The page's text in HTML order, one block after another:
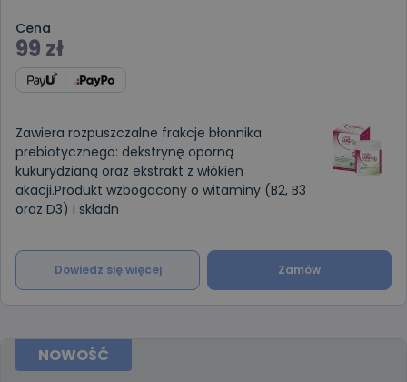
Cena
99 zł
Zawiera rozpuszczalne frakcje błonnika
prebiotycznego: dekstrynę oporną
kukurydzianą oraz ekstrakt z włókien
akacji.Produkt wzbogacony o witaminy (B2, B3
oraz D3) i składn
Dowiedz się więcej Zamów
NOWOŚĆ